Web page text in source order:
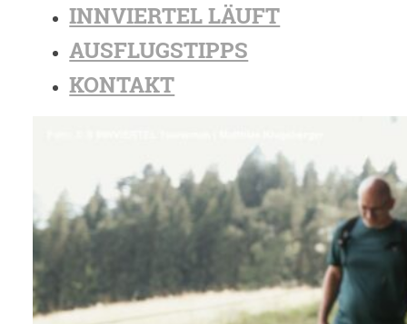
INNVIERTEL LÄUFT
AUSFLUGSTIPPS
KONTAKT